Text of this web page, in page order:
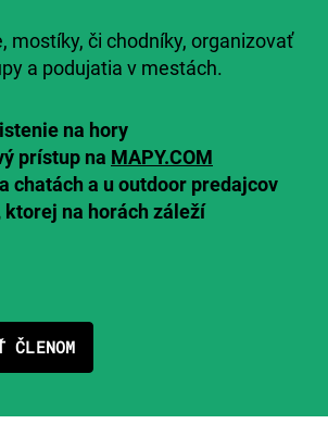
mostíky, či chodníky, organizovať
a podujatia v mestách.
na hory
prístup na MAPY.COM
chatách a u outdoor predajcov
ktorej na horách záleží
ČLENOM